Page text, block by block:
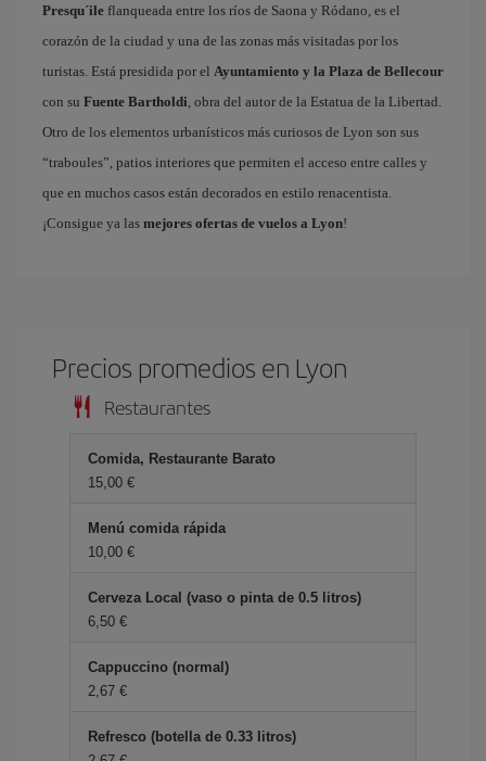
Presqu´ile flanqueada entre los ríos de Saona y Ródano, es el
corazón de la ciudad y una de las zonas más visitadas por los
turistas. Está presidida por el Ayuntamiento y la Plaza de Bellecour
con su Fuente Bartholdi, obra del autor de la Estatua de la Libertad.
Otro de los elementos urbanísticos más curiosos de Lyon son sus
“traboules”, patios interiores que permiten el acceso entre calles y
que en muchos casos están decorados en estilo renacentista.
¡Consigue ya las mejores ofertas de vuelos a Lyon!
Precios promedios en Lyon
Restaurantes
Comida, Restaurante Barato
15,00 €
Menú comida rápida
10,00 €
Cerveza Local (vaso o pinta de 0.5 litros)
6,50 €
Cappuccino (normal)
2,67 €
Refresco (botella de 0.33 litros)